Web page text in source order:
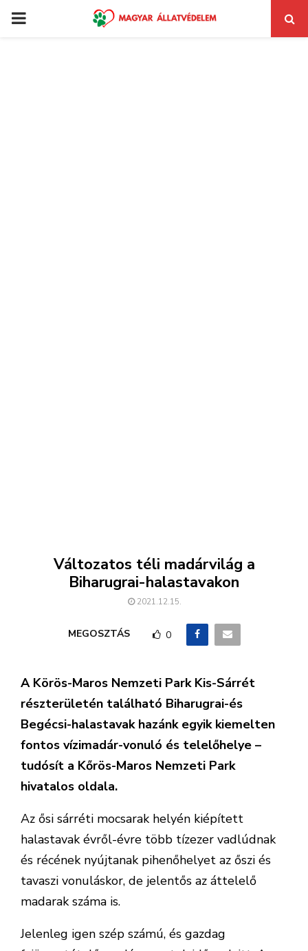
PRIMARY
Változatos téli madárvilág a
Biharugrai-halastavakon
2021.12.15.
MEGOSZTÁS 0
A Körös-Maros Nemzeti Park Kis-Sárrét
részterületén található Biharugrai-és
Begécsi-halastavak hazánk egyik kiemelten
fontos vízimadár-vonuló és telelőhelye –
tudósít a Kőrös-Maros Nemzeti Park
hivatalos oldala.
Az ősi sárréti mocsarak helyén kiépített
halastavak évről-évre több tízezer vadlúdnak
és récének nyújtanak pihenőhelyet az őszi és
tavaszi vonuláskor, de jelentős az áttelelő
madarak száma is.
Jelenleg igen szép számú, és gazdag